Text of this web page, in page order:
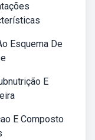
Esquema De
E
E Composto